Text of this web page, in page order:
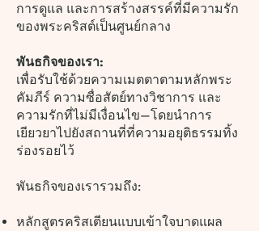
การดูแล และการสร้างสรรค์ที่มีความรัก
ของพระคริสต์เป็นศูนย์กลาง
พันธกิจของเรา:
เพื่อรับใช้ด้วยความเมตตาตามหลักพระ
คัมภีร์ ความซื่อสัตย์ทางวิชาการ และ
ความรักที่ไม่มีเงื่อนไข—โดยนำการ
เยียวยาไปยังสถานที่ที่ความอยุติธรรมทิ้ง
ร่องรอยไว้
พันธกิจของเรารวมถึง:
หลักสูตรคริสเตียนแบบเข้าใจบาดแผล